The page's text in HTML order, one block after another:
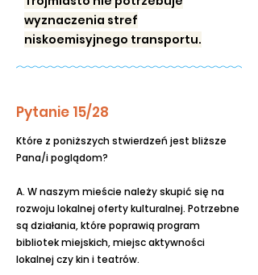
wyznaczenia stref
niskoemisyjnego transportu.
Pytanie 15/28
Które z poniższych stwierdzeń jest bliższe
Pana/i poglądom?
A. W naszym mieście należy skupić się na
rozwoju lokalnej oferty kulturalnej. Potrzebne
są działania, które poprawią program
bibliotek miejskich, miejsc aktywności
lokalnej czy kin i teatrów.